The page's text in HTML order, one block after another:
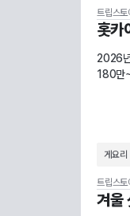
트립스
홋카
2026
180만
게요리
트립스토
겨울